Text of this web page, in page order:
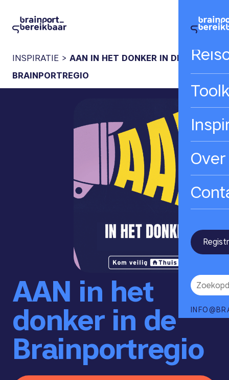
INSPIRATIE > AAN IN HET DONKER IN DE
BRAINPORTREGIO
AAN in het
donker in de
Brainportregio